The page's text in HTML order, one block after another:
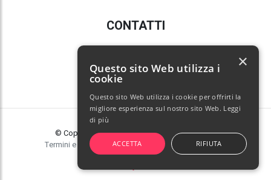
CONTATTI
E-mail:info@poochy.it
© Copyright 2026 Poochy. Tutti i diritti riservati.
Termini e condizioni|Privacy policy |Gestisci cookie
Questo sito Web utilizza i
cookie
Questo sito Web utilizza i cookie per offrirti la
migliore esperienza sul nostro sito Web. Leggi
di più
ACCETTA RIFIUTA
×